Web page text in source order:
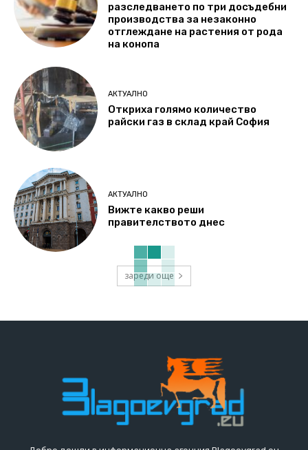
разследването по три досъдебни
производства за незаконно
отглеждане на растения от рода
на конопа
АКТУАЛНО
Откриха голямо количество
райски газ в склад край София
АКТУАЛНО
Вижте какво реши
правителството днес
зареди още